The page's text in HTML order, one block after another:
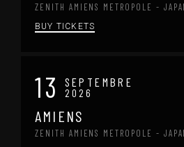
ZENITH AMIENS METROPOLE -
BUY TICKETS
13 SEPTEMBRE
2026
AMIENS
ZENITH AMIENS METROPOLE -